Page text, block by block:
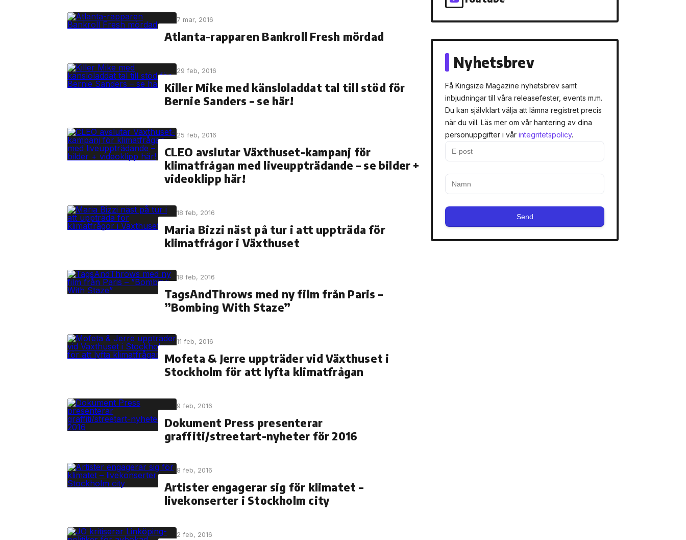
7 mar, 2016
Atlanta-rapparen Bankroll Fresh mördad
29 feb, 2016
Killer Mike med känsloladdat tal till stöd för
Bernie Sanders – se här!
25 feb, 2016
CLEO avslutar Växthuset-kampanj för
klimatfrågan med liveuppträdande – se bilder +
videoklipp här!
18 feb, 2016
Maria Bizzi näst på tur i att uppträda för
klimatfrågor i Växthuset
18 feb, 2016
TagsAndThrows med ny film från Paris –
”Bombing With Staze”
11 feb, 2016
Mofeta & Jerre uppträder vid Växthuset i
Stockholm för att lyfta klimatfrågan
9 feb, 2016
Dokument Press presenterar
graffiti/streetart-nyheter för 2016
8 feb, 2016
Artister engagerar sig för klimatet –
livekonserter i Stockholm city
2 feb, 2016
Nyhetsbrev
Få Kingsize Magazine nyhetsbrev samt
inbjudningar till våra releasefester, events m.m.
Du kan självklart välja att lämna registret precis
när du vill. Läs mer om vår hantering av dina
personuppgifter i vår integritetspolicy.
Send